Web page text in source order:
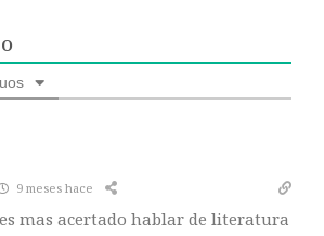
9 meses hace
mas acertado hablar de literatura